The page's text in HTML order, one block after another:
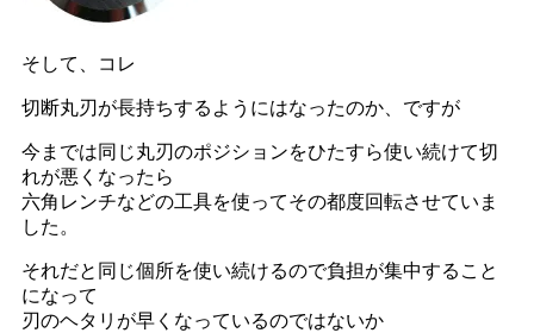
そして、コレ
切断丸刃が長持ちするようにはなったのか、ですが
今までは同じ丸刃のポジションをひたすら使い続けて切
れが悪くなったら
六角レンチなどの工具を使ってその都度回転させていま
した。
それだと同じ個所を使い続けるので負担が集中すること
になって
刃のヘタリが早くなっているのではないか